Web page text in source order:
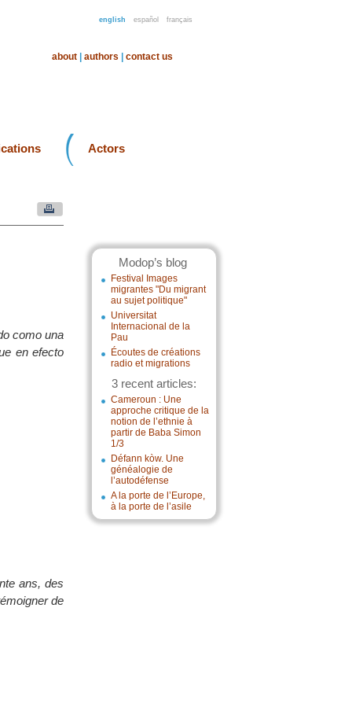
english español français
about authors contact us
Actors
Modop’s blog
Festival Images
migrantes "Du migrant
au sujet politique"
Universitat
Internacional de la
Pau
Écoutes de créations
radio et migrations
3 recent articles:
Cameroun : Une
approche critique de la
notion de l’ethnie à
partir de Baba Simon
1/3
Défann kòw. Une
généalogie de
l’autodéfense
A la porte de l’Europe,
à la porte de l’asile
como una
en efecto
ans, des
de